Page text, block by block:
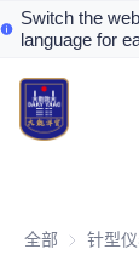
Switch the
language for
全部 针型
Home